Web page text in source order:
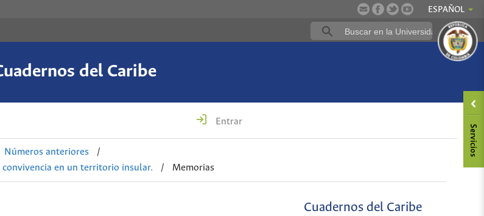
ESPAÑOL
del Caribe
Entrar
Números anteriores
/
en un territorio insular.
/ Memorias
Cuadernos del Caribe